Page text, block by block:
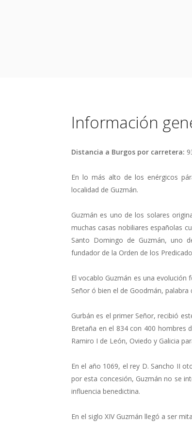
Información
Distancia a Burgos por carretera:
En lo más alto de los enérgicos
localidad de Guzmán.
Guzmán es uno de los solares
muchas casas nobiliares españolas
Santo Domingo de Guzmán, uno
fundador de la Orden de los
El vocablo Guzmán es una evolución
Señor ó bien el de Goodmán,
Gurbán es el primer Señor, recibió
Bretaña en el 834 con 400 hombres
Ramiro I de León, Oviedo y Galicia
En el año 1069, el rey D. Sancho II
por esta concesión, Guzmán no se
influencia benedictina.
En el siglo XIV Guzmán llegó a ser